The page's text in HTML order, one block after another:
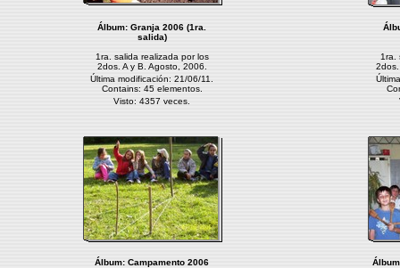
Álbum: Granja 2006 (1ra.
salida)
1ra. salida realizada por los
2dos. A y B. Agosto, 2006.
Última modificación: 21/06/11.
Contains: 45 elementos.
Visto: 4357 veces.
1ra.
Álbum: Campamento 2006